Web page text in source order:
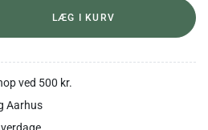
LÆG I KURV
ved 500 kr.
Aarhus